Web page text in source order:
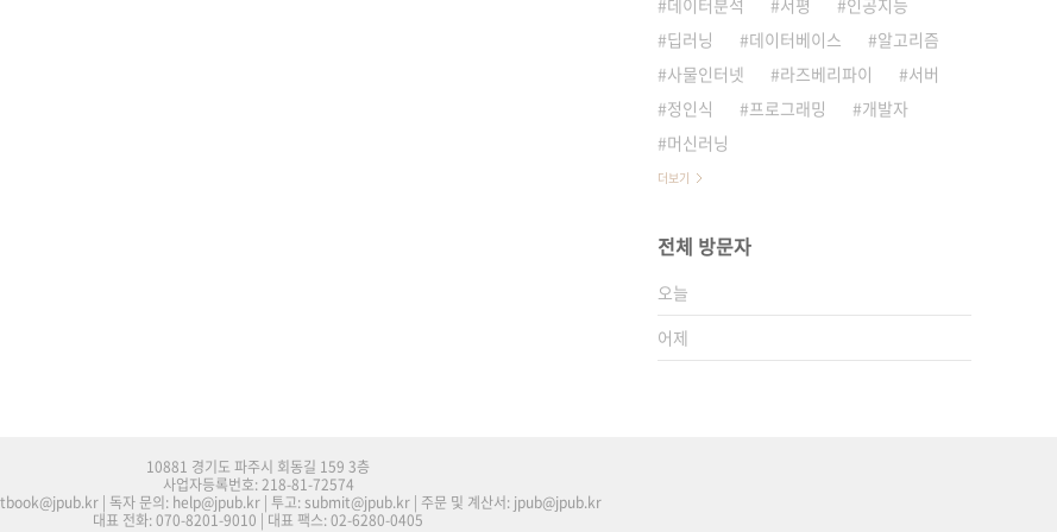
데이터분석
서평
인공지능
딥러닝
데이터베이스
알고리즘
사물인터넷
라즈베리파이
서버
정인식
프로그래밍
개발자
머신러닝
더보기
전체 방문자
오늘
어제
10881 경기도 파주시 회동길 159 3층
사업자등록번호: 218-81-72574
| 독자 문의: help@jpub.kr | 투고: submit@jpub.kr | 주문 및 계산서: jpub@jpub.kr
대표 전화: 070-8201-9010 | 대표 팩스: 02-6280-0405